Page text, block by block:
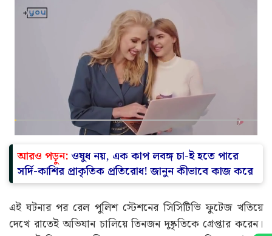
আরও পড়ুন: ওষুধ নয়, এক কাপ লবঙ্গ চা-ই হতে পারে
সর্দি-কাশির প্রাকৃতিক প্রতিরোধ! জানুন কীভাবে কাজ করে
এই ঘটনার পর রেল পুলিশ স্টেশনের সিসিটিভি ফুটেজ খতিয়ে
দেখে রাতেই অভিযান চালিয়ে তিনজন দুষ্কৃতিকে গ্রেপ্তার করেন।